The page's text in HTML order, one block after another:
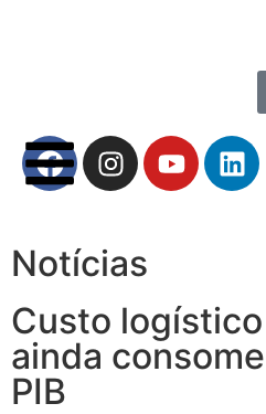
Notícias
Custo
ainda
PIB